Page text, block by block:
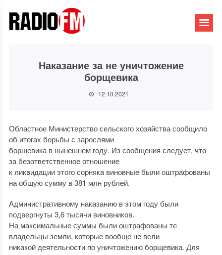
Наказание за не уничтожение
борщевика
12.10.2021
Областное Министерство сельского хозяйства сообщило
об итогах борьбы с зарослями
борщевика в нынешнем году. Из сообщения следует, что
за безответственное отношение
к ликвидации этого сорняка виновные были оштрафованы
на общую сумму в 381 млн рублей.
Административному наказанию в этом году были
подвергнуты 3,6 тысячи виновников.
На максимальные суммы были оштрафованы те
владельцы земли, которые вообще не вели
никакой деятельности по уничтожению борщевика. Для